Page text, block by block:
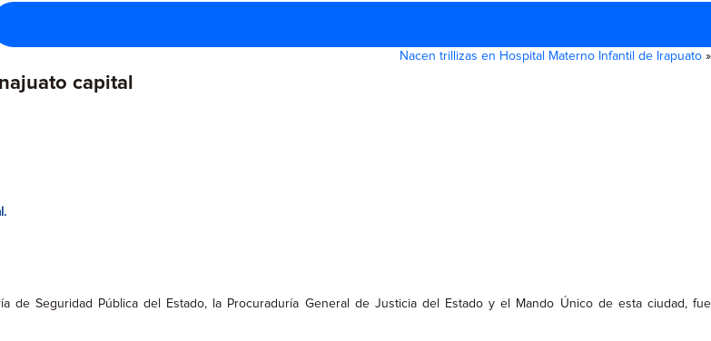
Nacen trillizas en Hospital Materno Infantil de Irapuato »
capital
de Seguridad Pública del Estado, la Procuraduría General de Justicia del Estado y el Mando Único de esta ciudad, fue